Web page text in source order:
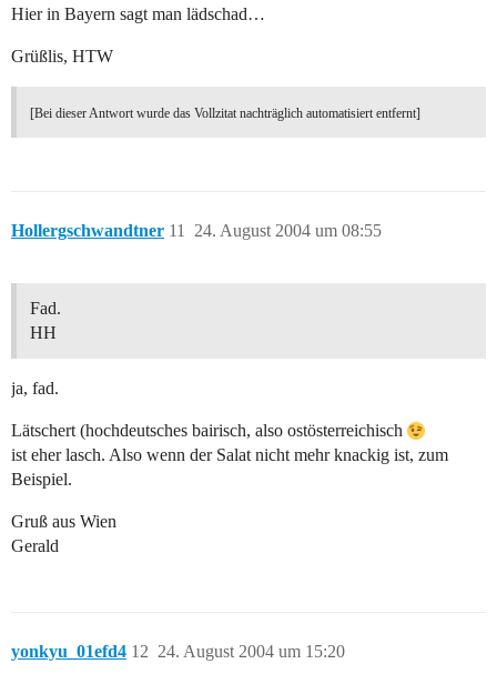
Hier in Bayern sagt man lädschad…
Grüßlis, HTW
[Bei dieser Antwort wurde das Vollzitat nachträglich automatisiert entfernt]
Hollergschwandtner 24. August 2004 um 08:55
11
Fad.
HH
ja, fad.
Lätschert (hochdeutsches bairisch, also ostösterreichisch
ist eher lasch. Also wenn der Salat nicht mehr knackig ist, zum
Beispiel.
Gruß aus Wien
Gerald
yonkyu_01efd4 24. August 2004 um 15:20
12